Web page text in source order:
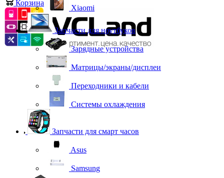
Корзина
Xiaomi
Запчасти для ноутбуков
Зарядные устройства
Матрицы/экраны/дисплеи
Переходники и кабели
Системы охлаждения
Запчасти для смарт часов
Asus
Samsung